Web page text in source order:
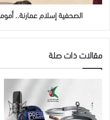
الصحفية إسلام عمارنة..
مقالات ذات صلة